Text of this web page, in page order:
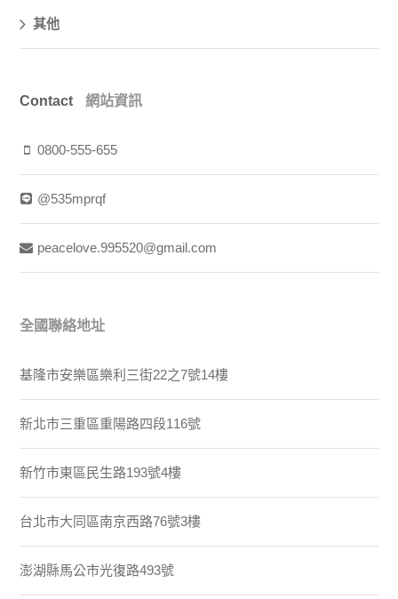
其他
Contact 網站資訊
0800-555-655
@535mprqf
peacelove.995520@gmail.com
全國聯絡地址
基隆市安樂區樂利三街22之7號14樓
新北市三重區重陽路四段116號
新竹市東區民生路193號4樓
台北市大同區南京西路76號3樓
澎湖縣馬公市光復路493號